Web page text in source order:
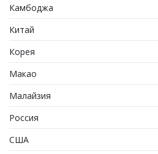
Камбоджа
Китай
Корея
Макао
Малайзия
Россия
США